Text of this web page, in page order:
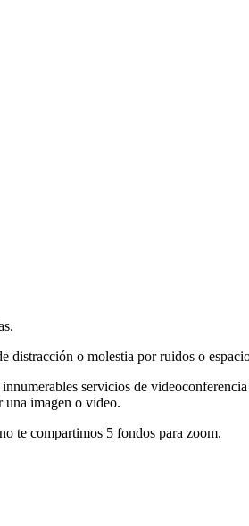
distracción o molestia por ruidos o
servicios de
una imagen o video.
te compartimos 5 fondos para zoom.